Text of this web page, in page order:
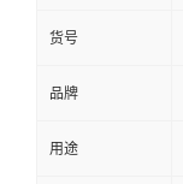
货号
品牌
用途